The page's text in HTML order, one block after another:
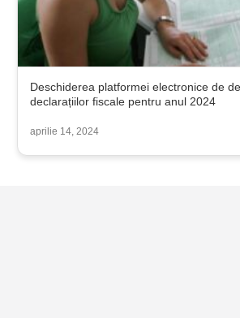
Deschiderea platformei electronice de
declarațiilor fiscale pentru anul 2024
aprilie 14, 2024